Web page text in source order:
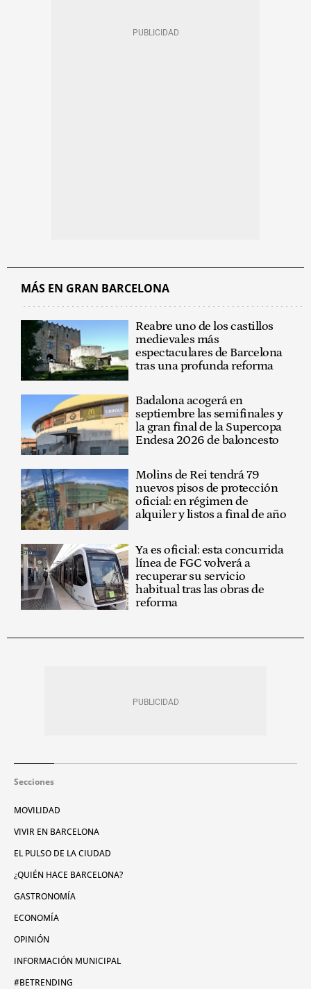
MÁS EN GRAN BARCELONA
Reabre uno de los castillos
medievales más
espectaculares de Barcelona
tras una profunda reforma
Badalona acogerá en
septiembre las semifinales y
la gran final de la Supercopa
Endesa 2026 de baloncesto
Molins de Rei tendrá 79
nuevos pisos de protección
oficial: en régimen de
alquiler y listos a final de año
Ya es oficial: esta concurrida
línea de FGC volverá a
recuperar su servicio
habitual tras las obras de
reforma
Secciones
MOVILIDAD
VIVIR EN BARCELONA
EL PULSO DE LA CIUDAD
¿QUIÉN HACE BARCELONA?
GASTRONOMÍA
ECONOMÍA
OPINIÓN
INFORMACIÓN MUNICIPAL
#BETRENDING